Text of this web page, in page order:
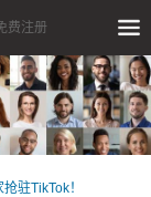
费注册
驻TikTok！